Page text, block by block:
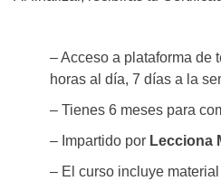
– Acceso a plataforma de
horas al día, 7 días a la
– Tienes 6 meses para
– Impartido por Lecciona
– El curso incluye material